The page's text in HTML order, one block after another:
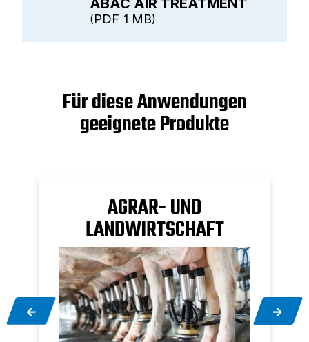
ABAC AIR TREATMENT
Für diese Anwendungen
AGRAR- UND
LANDWIRTSCHAFT